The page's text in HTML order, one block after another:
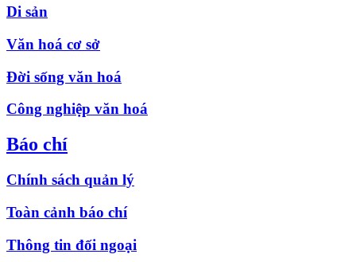
Di sản
Văn hoá cơ sở
Đời sống văn hoá
Công nghiệp văn hoá
Báo chí
Chính sách quản lý
Toàn cảnh báo chí
Thông tin đối ngoại